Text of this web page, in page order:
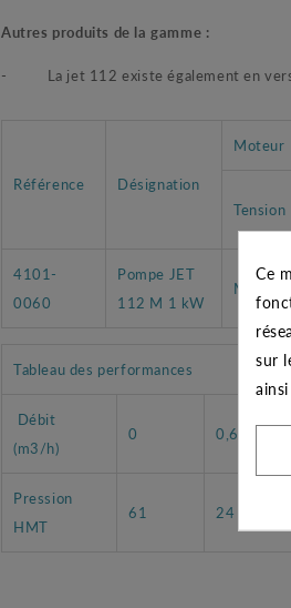
Autres produits de la gamme :
- La jet 112 existe également en
Référence Désignation
Moteur
Tension
4101-
0060
Pompe JET
112 M 1 kW
MONO
Tableau des performances
Débit
(m3/h)
0 0,6
Pression
HMT
61 24
Ce
sur